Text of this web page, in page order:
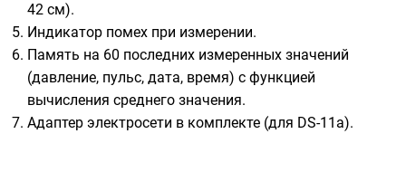
42 см).
Индикатор помех при измерении.
Память на 60 последних измеренных значений
(давление, пульс, дата, время) с функцией
вычисления среднего значения.
Адаптер электросети в комплекте (для DS-11a).